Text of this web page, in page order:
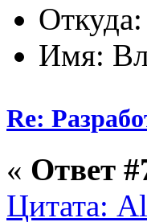
Имя:
Re:
« Ответ
Цитата: